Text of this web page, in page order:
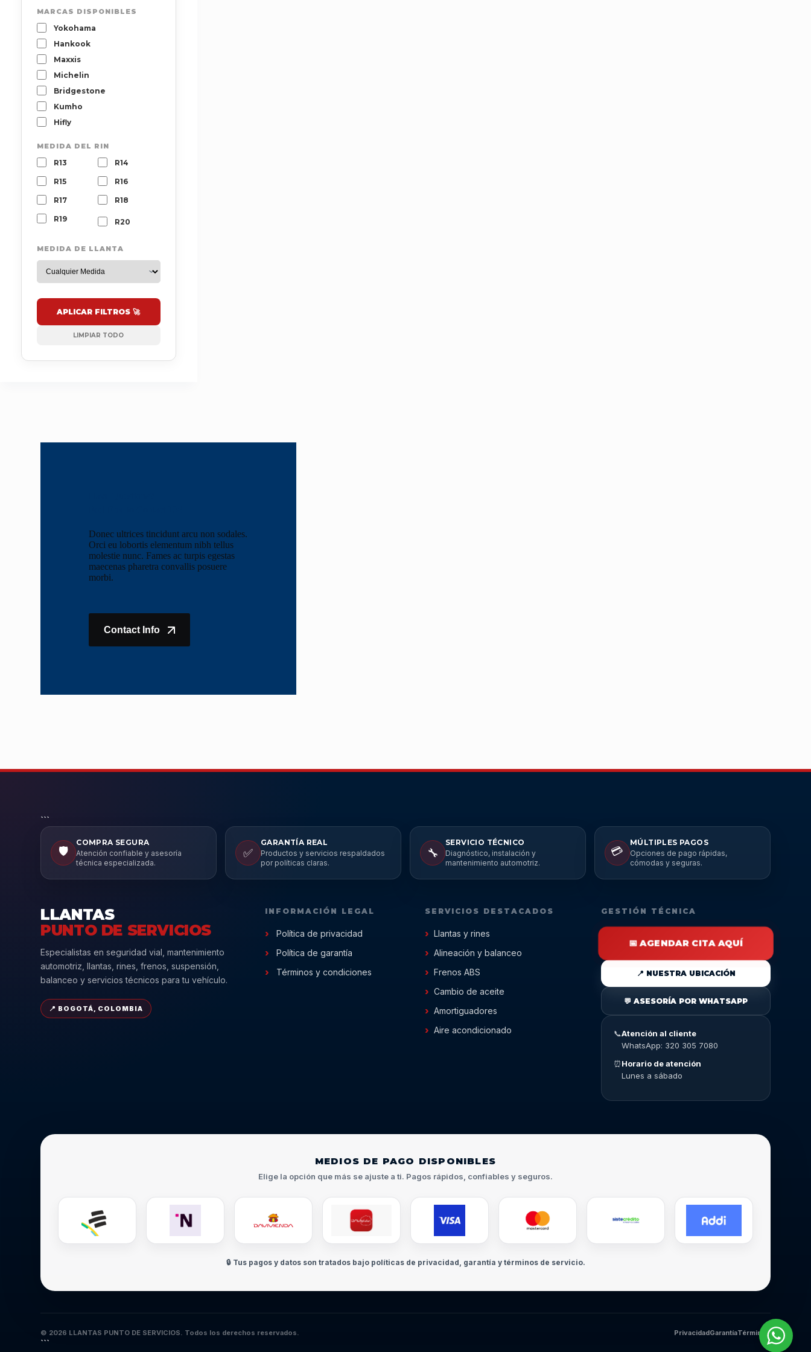
MARCAS DISPONIBLES
Yokohama
Hankook
Maxxis
Michelin
Bridgestone
Kumho
Hifly
MEDIDA DEL RIN
R13 R14
R15 R16
R17 R18
R19 R20
MEDIDA DE LLANTA
APLICAR FILTROS 🚀
LIMPIAR TODO
Donec ultrices tincidunt arcu non sodales.
Orci eu lobortis elementum nibh tellus
molestie nunc. Fames ac turpis egestas
maecenas pharetra convallis posuere
morbi.
Contact Info
```
🛡️
COMPRA SEGURA
Atención confiable y asesoría
técnica especializada.
✅
GARANTÍA REAL
Productos y servicios respaldados
por políticas claras.
🔧
SERVICIO TÉCNICO
Diagnóstico, instalación y
mantenimiento automotriz.
💳
MÚLTIPLES PAGOS
Opciones de pago rápidas,
cómodas y seguras.
LLANTAS
PUNTO DE SERVICIOS
Especialistas en seguridad vial, mantenimiento
automotriz, llantas, rines, frenos, suspensión,
balanceo y servicios técnicos para tu vehículo.
📍 BOGOTÁ, COLOMBIA
INFORMACIÓN LEGAL
Política de privacidad
Política de garantía
Términos y condiciones
SERVICIOS DESTACADOS
Llantas y rines
Alineación y balanceo
Frenos ABS
Cambio de aceite
Amortiguadores
Aire acondicionado
GESTIÓN TÉCNICA
📅 AGENDAR CITA AQUÍ
📍 NUESTRA UBICACIÓN
💬 ASESORÍA POR WHATSAPP
📞Atención al cliente
WhatsApp: 320 305 7080
⏰Horario de atención
Lunes a sábado
MEDIOS DE PAGO DISPONIBLES
Elige la opción que más se ajuste a ti. Pagos rápidos, confiables y seguros.
🔒 Tus pagos y datos son tratados bajo políticas de privacidad, garantía y términos de servicio.
© 2026 LLANTAS PUNTO DE SERVICIOS. Todos los derechos reservados. PrivacidadGarantíaTérminos
```